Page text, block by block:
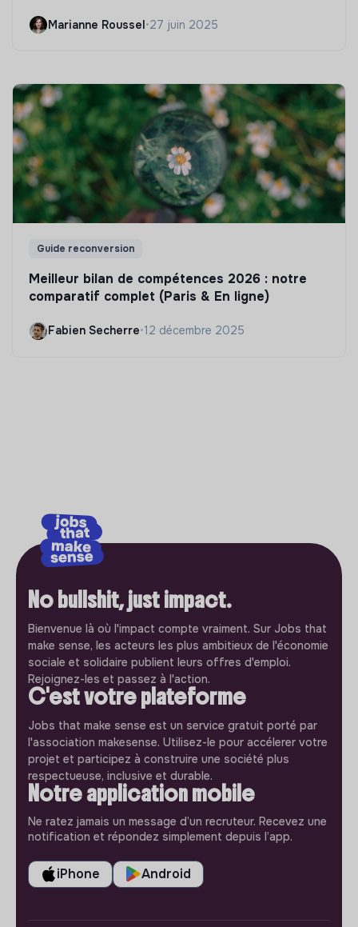
Marianne Roussel•27 juin 2025
Guide reconversion
Meilleur bilan de compétences 2026 : notre
comparatif complet (Paris & En ligne)
Fabien Secherre•12 décembre 2025
No bullshit, just impact.
Bienvenue là où l'impact compte vraiment. Sur Jobs that
make sense, les acteurs les plus ambitieux de l'économie
sociale et solidaire publient leurs offres d'emploi.
Rejoignez-les et passez à l'action.
C'est votre plateforme
Jobs that make sense est un service gratuit porté par
l'association makesense. Utilisez-le pour accélerer votre
projet et participez à construire une société plus
respectueuse, inclusive et durable.
Notre application mobile
Ne ratez jamais un message d’un recruteur. Recevez une
notification et répondez simplement depuis l’app.
iPhone Android